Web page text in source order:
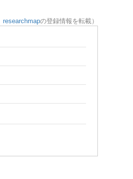
researchmapの登録情報を転載）